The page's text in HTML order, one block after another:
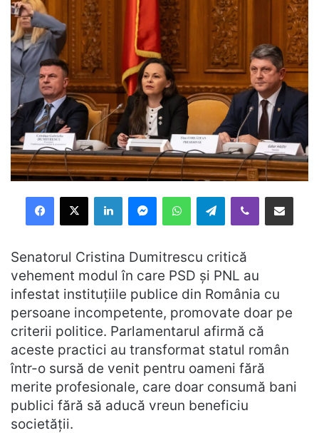
Facebook
X LinkedInMessengerWhatsAppTelegramViber Distribuie prin mail
Senatorul Cristina Dumitrescu critică
vehement modul în care PSD și PNL au
infestat instituțiile publice din România cu
persoane incompetente, promovate doar pe
criterii politice. Parlamentarul afirmă că
aceste practici au transformat statul român
într-o sursă de venit pentru oameni fără
merite profesionale, care doar consumă bani
publici fără să aducă vreun beneficiu
societății.